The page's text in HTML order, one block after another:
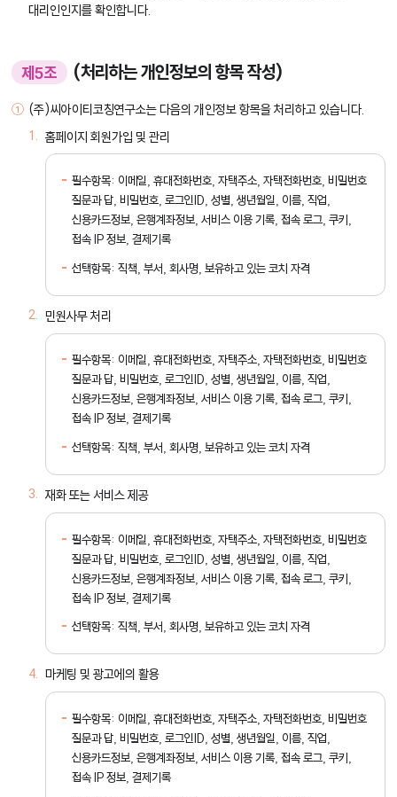
대리인인지를 확인합니다.
제5조 (처리하는 개인정보의 항목 작성)
(주)씨아이티코칭연구소는 다음의 개인정보 항목을 처리하고 있습니다.
홈페이지 회원가입 및 관리
필수항목: 이메일, 휴대전화번호, 자택주소, 자택전화번호, 비밀번호
질문과 답, 비밀번호, 로그인ID, 성별, 생년월일, 이름, 직업,
신용카드정보, 은행계좌정보, 서비스 이용 기록, 접속 로그, 쿠키,
접속 IP 정보, 결제기록
선택항목: 직책, 부서, 회사명, 보유하고 있는 코치 자격
민원사무 처리
필수항목: 이메일, 휴대전화번호, 자택주소, 자택전화번호, 비밀번호
질문과 답, 비밀번호, 로그인ID, 성별, 생년월일, 이름, 직업,
신용카드정보, 은행계좌정보, 서비스 이용 기록, 접속 로그, 쿠키,
접속 IP 정보, 결제기록
선택항목: 직책, 부서, 회사명, 보유하고 있는 코치 자격
재화 또는 서비스 제공
필수항목: 이메일, 휴대전화번호, 자택주소, 자택전화번호, 비밀번호
질문과 답, 비밀번호, 로그인ID, 성별, 생년월일, 이름, 직업,
신용카드정보, 은행계좌정보, 서비스 이용 기록, 접속 로그, 쿠키,
접속 IP 정보, 결제기록
선택항목: 직책, 부서, 회사명, 보유하고 있는 코치 자격
마케팅 및 광고에의 활용
필수항목: 이메일, 휴대전화번호, 자택주소, 자택전화번호, 비밀번호
질문과 답, 비밀번호, 로그인ID, 성별, 생년월일, 이름, 직업,
신용카드정보, 은행계좌정보, 서비스 이용 기록, 접속 로그, 쿠키,
접속 IP 정보, 결제기록